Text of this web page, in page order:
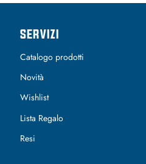
SERVIZI
Catalogo prodotti
Novità
Wishlist
Lista Regalo
Resi